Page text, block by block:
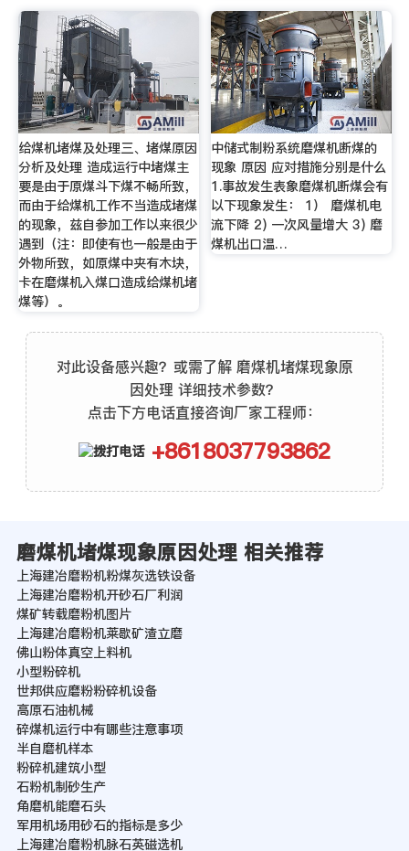
给煤机堵煤及处理三、堵煤原因
分析及处理 造成运行中堵煤主
要是由于原煤斗下煤不畅所致，
而由于给煤机工作不当造成堵煤
的现象，兹自参加工作以来很少
遇到（注：即使有也一般是由于
外物所致，如原煤中夹有木块，
卡在磨煤机入煤口造成给煤机堵
煤等）。
中储式制粉系统磨煤机断煤的
现象 原因 应对措施分别是什么
1.事故发生表象磨煤机断煤会有
以下现象发生： 1） 磨煤机电
流下降 2) 一次风量增大 3) 磨
煤机出口温…
对此设备感兴趣？或需了解 磨煤机堵煤现象原
因处理 详细技术参数？
点击下方电话直接咨询厂家工程师：
+8618037793862
磨煤机堵煤现象原因处理 相关推荐
上海建冶磨粉机粉煤灰选铁设备
上海建冶磨粉机开砂石厂利润
煤矿转载磨粉机图片
上海建冶磨粉机莱歇矿渣立磨
佛山粉体真空上料机
小型粉碎机
世邦供应磨粉粉碎机设备
高原石油机械
碎煤机运行中有哪些注意事项
半自磨机样本
粉碎机建筑小型
石粉机制砂生产
角磨机能磨石头
军用机场用砂石的指标是多少
上海建冶磨粉机脉石英磁选机